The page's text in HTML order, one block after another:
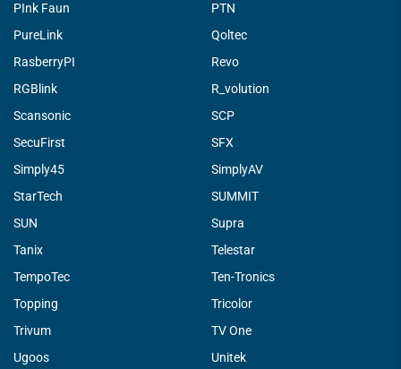
PInk Faun
PTN
PureLink
Qoltec
RasberryPI
Revo
RGBlink
R_volution
Scansonic
SCP
SecuFirst
SFX
Simply45
SimplyAV
StarTech
SUMMIT
SUN
Supra
Tanix
Telestar
TempoTec
Ten-Tronics
Topping
Tricolor
Trivum
TV One
Ugoos
Unitek